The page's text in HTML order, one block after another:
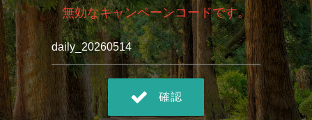
無効なキャンペーンコードです。
確認